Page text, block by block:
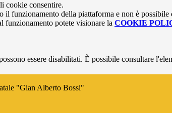
cookie consentire.
il funzionamento della piattaforma e non è
funzionamento potete visionare la COOKIE
essere disabilitati. È possibile consultare
"Gian Alberto Bossi"